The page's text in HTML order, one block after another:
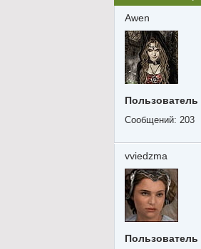
Awen
Пользователь
Сообщений: 203
vviedzma
Пользователь